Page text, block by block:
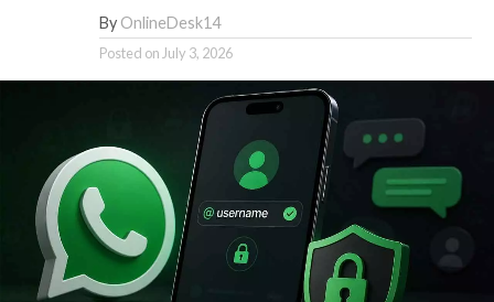
By OnlineDesk14
Posted on July 3, 2026